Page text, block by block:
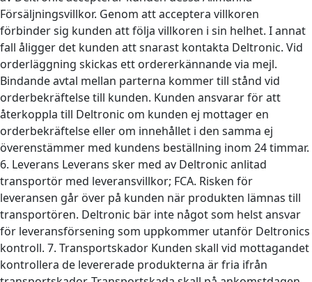
Försäljningsvillkor. Genom att acceptera villkoren
förbinder sig kunden att följa villkoren i sin helhet. I annat
fall åligger det kunden att snarast kontakta Deltronic. Vid
orderläggning skickas ett ordererkännande via mejl.
Bindande avtal mellan parterna kommer till stånd vid
orderbekräftelse till kunden. Kunden ansvarar för att
återkoppla till Deltronic om kunden ej mottager en
orderbekräftelse eller om innehållet i den samma ej
överenstämmer med kundens beställning inom 24 timmar.
6. Leverans Leverans sker med av Deltronic anlitad
transportör med leveransvillkor; FCA. Risken för
leveransen går över på kunden när produkten lämnas till
transportören. Deltronic bär inte något som helst ansvar
för leveransförsening som uppkommer utanför Deltronics
kontroll. 7. Transportskador Kunden skall vid mottagandet
kontrollera de levererade produkterna är fria ifrån